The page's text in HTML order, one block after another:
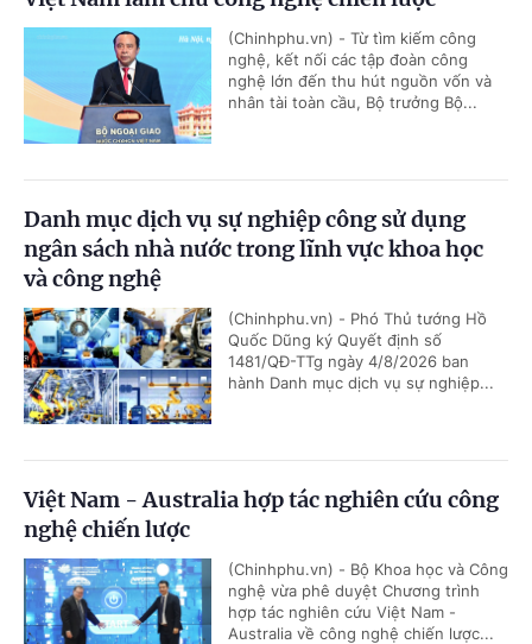
(Chinhphu.vn) - Từ tìm kiếm công
nghệ, kết nối các tập đoàn công
nghệ lớn đến thu hút nguồn vốn và
nhân tài toàn cầu, Bộ trưởng Bộ...
Danh mục dịch vụ sự nghiệp công sử dụng
ngân sách nhà nước trong lĩnh vực khoa học
và công nghệ
(Chinhphu.vn) - Phó Thủ tướng Hồ
Quốc Dũng ký Quyết định số
1481/QĐ-TTg ngày 4/8/2026 ban
hành Danh mục dịch vụ sự nghiệp...
Việt Nam - Australia hợp tác nghiên cứu công
nghệ chiến lược
(Chinhphu.vn) - Bộ Khoa học và Công
nghệ vừa phê duyệt Chương trình
hợp tác nghiên cứu Việt Nam -
Australia về công nghệ chiến lược...